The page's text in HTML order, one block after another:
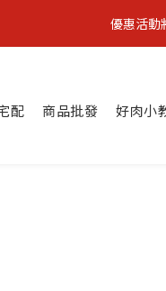
優惠活動
配 商品批發 好肉小